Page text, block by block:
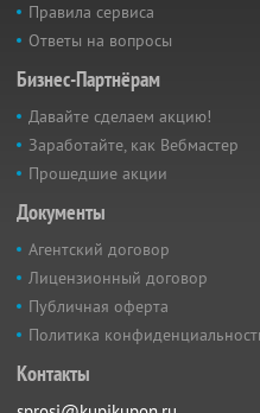
Правила сервиса
Ответы на вопросы
Бизнес-Партнёрам
Давайте сделаем акцию!
Заработайте, как Вебмастер
Прошедшие акции
Документы
Агентский договор
Лицензионный договор
Публичная оферта
Политика
Контакты